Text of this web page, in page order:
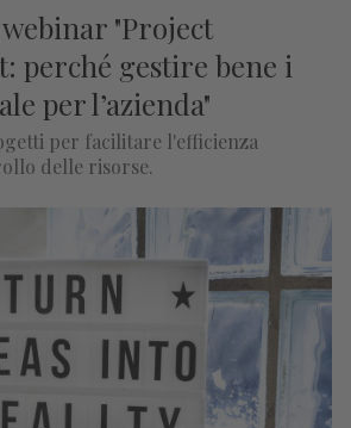
"Project
perché gestire bene i
per l’azienda"
per facilitare l'efficienza
delle risorse.